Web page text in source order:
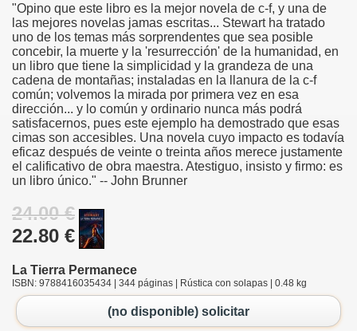
"Opino que este libro es la mejor novela de c-f, y una de
las mejores novelas jamas escritas... Stewart ha tratado
uno de los temas más sorprendentes que sea posible
concebir, la muerte y la 'resurrección' de la humanidad, en
un libro que tiene la simplicidad y la grandeza de una
cadena de montañas; instaladas en la llanura de la c-f
común; volvemos la mirada por primera vez en esa
dirección... y lo común y ordinario nunca más podrá
satisfacernos, pues este ejemplo ha demostrado que esas
cimas son accesibles. Una novela cuyo impacto es todavía
eficaz después de veinte o treinta años merece justamente
el calificativo de obra maestra. Atestiguo, insisto y firmo: es
un libro único." -- John Brunner
24.00 €
22.80 €
La Tierra Permanece
ISBN: 9788416035434 | 344 páginas | Rústica con solapas | 0.48 kg
(no disponible) solicitar